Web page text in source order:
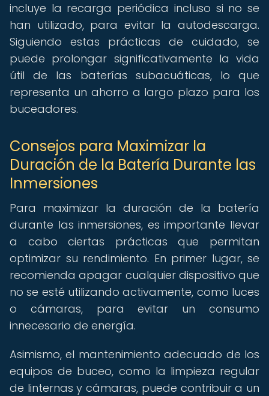
incluye la recarga periódica incluso si no se
han utilizado, para evitar la autodescarga.
Siguiendo estas prácticas de cuidado, se
puede prolongar significativamente la vida
útil de las baterías subacuáticas, lo que
representa un ahorro a largo plazo para los
buceadores.
Consejos para Maximizar la
Duración de la Batería Durante las
Inmersiones
Para maximizar la duración de la batería
durante las inmersiones, es importante llevar
a cabo ciertas prácticas que permitan
optimizar su rendimiento. En primer lugar, se
recomienda apagar cualquier dispositivo que
no se esté utilizando activamente, como luces
o cámaras, para evitar un consumo
innecesario de energía.
Asimismo, el mantenimiento adecuado de los
equipos de buceo, como la limpieza regular
de linternas y cámaras, puede contribuir a un